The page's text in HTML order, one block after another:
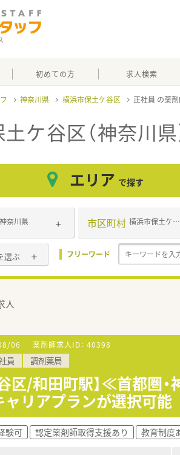
初めての方 求人検索
神奈川県 横浜市保土ケ谷区 正社員
ケ谷区（神奈川県
エリア で探す
神奈川県 市区町村 横浜市保土ケ谷区
選ぶ フリーワード
人
06 薬剤師求人ID： 40398
員 調剤薬局
区/和田町駅】≪首都圏
ャリアプランが選択可能
験可 認定薬剤師取得支援あり 教育制度